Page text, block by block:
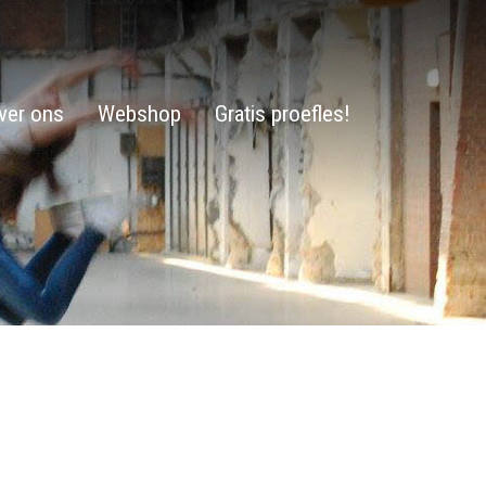
ons Webshop Gratis proefles!